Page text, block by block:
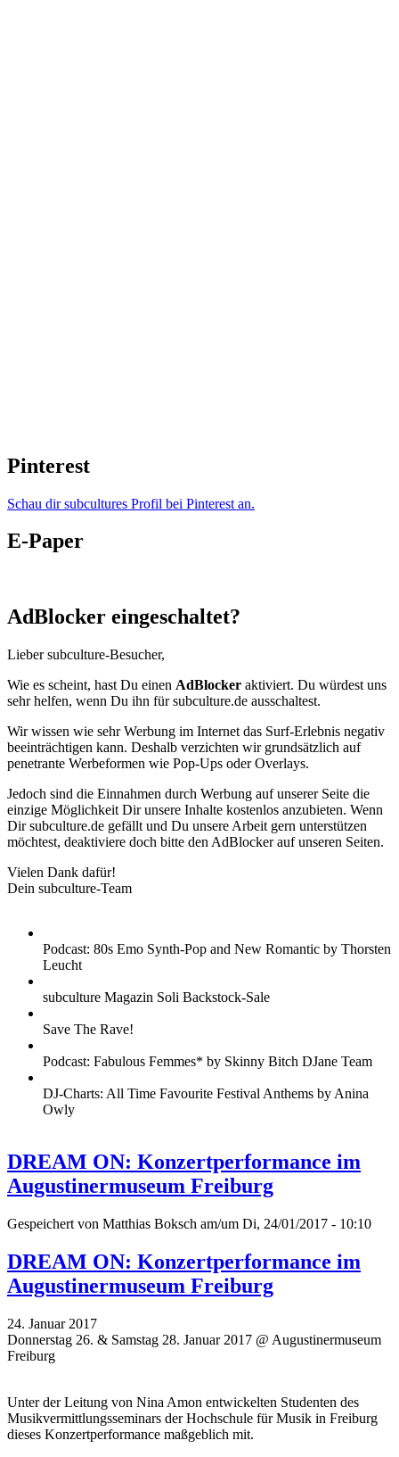
Pinterest
Schau dir subcultures Profil bei Pinterest an.
E-Paper
AdBlocker eingeschaltet?
Lieber subculture-Besucher,
Wie es scheint, hast Du einen AdBlocker aktiviert. Du würdest uns
sehr helfen, wenn Du ihn für subculture.de ausschaltest.
Wir wissen wie sehr Werbung im Internet das Surf-Erlebnis negativ
beeinträchtigen kann. Deshalb verzichten wir grundsätzlich auf
penetrante Werbeformen wie Pop-Ups oder Overlays.
Jedoch sind die Einnahmen durch Werbung auf unserer Seite die
einzige Möglichkeit Dir unsere Inhalte kostenlos anzubieten. Wenn
Dir subculture.de gefällt und Du unsere Arbeit gern unterstützen
möchtest, deaktiviere doch bitte den AdBlocker auf unseren Seiten.
Vielen Dank dafür!
Dein subculture-Team
Podcast: 80s Emo Synth-Pop and New Romantic by Thorsten
Leucht
subculture Magazin Soli Backstock-Sale
Save The Rave!
Podcast: Fabulous Femmes* by Skinny Bitch DJane Team
DJ-Charts: All Time Favourite Festival Anthems by Anina
Owly
DREAM ON: Konzertperformance im
Augustinermuseum Freiburg
Gespeichert von Matthias Boksch am/um Di, 24/01/2017 - 10:10
DREAM ON: Konzertperformance im
Augustinermuseum Freiburg
24. Januar 2017
Donnerstag 26. & Samstag 28. Januar 2017 @ Augustinermuseum
Freiburg
Unter der Leitung von Nina Amon entwickelten Studenten des
Musikvermittlungsseminars der Hochschule für Musik in Freiburg
dieses Konzertperformance maßgeblich mit.